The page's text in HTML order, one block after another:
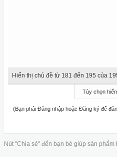
Hiển thị chủ đề từ 181 đến 195 của
Tùy chọn
(Bạn phải Đăng nhập hoặc Đăng ký để
Nút "Chia sẻ" đến bạn bè giúp sản